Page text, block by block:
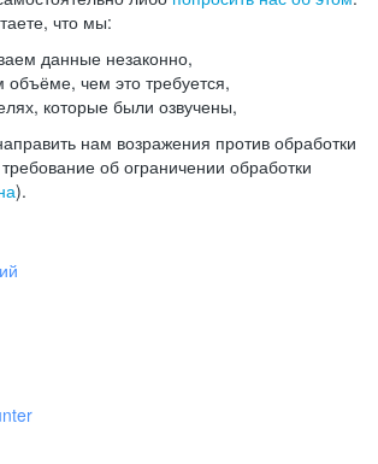
что мы:
данные незаконно,
объёме, чем это требуется,
которые были озвучены,
нам возражения против обработки
об ограничении обработки
).